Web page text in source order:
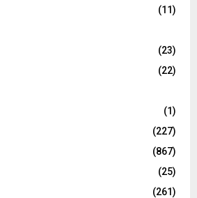
(11)
(23)
(22)
(1)
(227)
(867)
(25)
(261)